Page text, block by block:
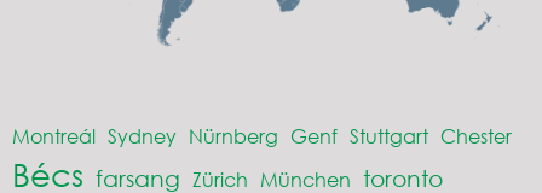
Montreál Sydney Nürnberg Genf Stuttgart Chester
Bécs farsang Zürich München toronto